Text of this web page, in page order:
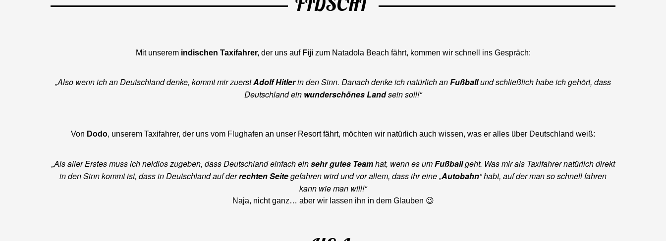
FIDSCHI
Mit unseremindischen Taxifahrer, der uns aufFiji zum Natadola Beach fährt, kommen wir schnell ins Gespräch:
„Also wenn ich an Deutschland denke, kommt mir zuerstAdolf Hitlerin den Sinn. Danach denke ich natürlich anFußballund schließlich habe ich gehört, dass
Deutschland ein wunderschönes Landsein soll!“
Von Dodo, unserem Taxifahrer, der uns vom Flughafen an unser Resort fährt, möchten wir natürlich auch wissen, was er alles über Deutschland weiß:
„Als aller Erstes muss ich neidlos zugeben, dass Deutschland einfach einsehr gutes Teamhat, wenn es umFußballgeht. Was mir als Taxifahrer natürlich direkt
in den Sinn kommt ist, dass in Deutschland auf derrechten Seitegefahren wird und vor allem, dass ihr eine „Autobahn“ habt, auf der man so schnell fahren
kann wie man will!“
Naja, nicht ganz… aber wir lassen ihn in dem Glauben 😉